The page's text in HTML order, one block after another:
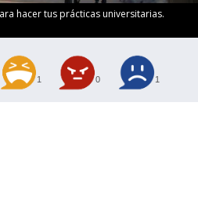
hacer tus prácticas universitarias.
1 0 1